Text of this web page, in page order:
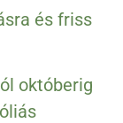
és friss
októberig